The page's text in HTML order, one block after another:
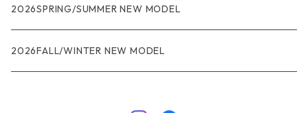
R1
R1エア
ウィメンズ
R1
ジャケット・アウター
★★★
レインウェアー
2026SPRING/SUMMER NEW MODEL
2026FALL/WINTER NEW MODEL